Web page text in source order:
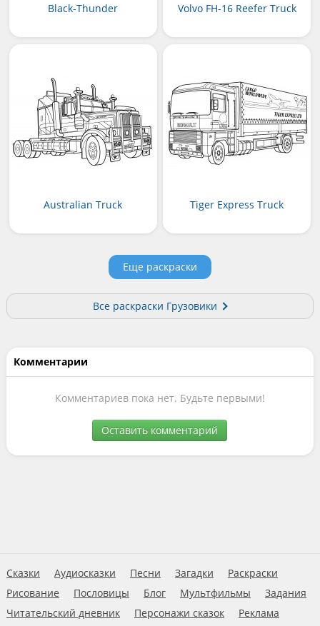
Black-Thunder Volvo FH-16 Reefer Truck
Australian Truck Tiger Express Truck
Еще раскраски
Все раскраски Грузовики
Комментарии
Комментариев пока нет. Будьте первыми!
Оставить комментарий
Сказки Аудиосказки Песни Загадки
Раскраски
Рисование
Пословицы Блог Мультфильмы
Задания
Читательский дневник
Персонажи сказок Реклама